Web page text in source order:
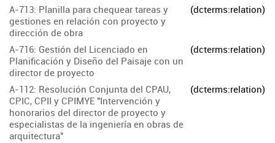
A-713: Planilla para chequear tareas y
gestiones en relación con proyecto y
dirección de obra
(dcterms:relation)
A-716: Gestión del Licenciado en
Planificación y Diseño del Paisaje con un
director de proyecto
(dcterms:relation)
A-112: Resolución Conjunta del CPAU,
CPIC, CPII y CPIMYE "Intervención y
honorarios del director de proyecto y
especialistas de la ingeniería en obras de
arquitectura"
(dcterms:relation)